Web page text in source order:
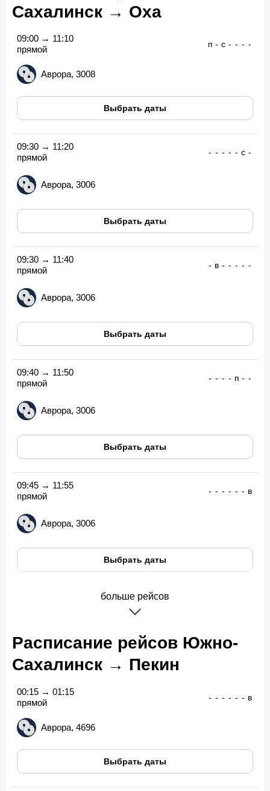
Сахалинск → Оха
09:00 → 11:10
прямой
Аврора, 3008
п - с - - - -
Выбрать даты
09:30 → 11:20
прямой
Аврора, 3006
- - - - - с -
Выбрать даты
09:30 → 11:40
прямой
Аврора, 3006
- в - - - - -
Выбрать даты
09:40 → 11:50
прямой
Аврора, 3006
- - - - п - -
Выбрать даты
09:45 → 11:55
прямой
Аврора, 3006
- - - - - - в
Выбрать даты
больше рейсов
Расписание рейсов Южно-
Сахалинск → Пекин
00:15 → 01:15
прямой
Аврора, 4696
- - - - - - в
Выбрать даты